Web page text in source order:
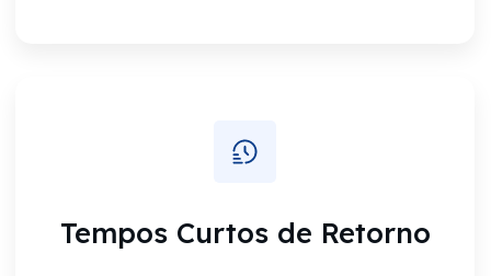
Tempos Curtos de Retorno